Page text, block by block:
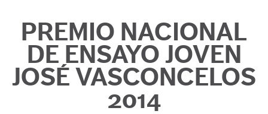
PREMIO NACIONAL
DE ENSAYO JOVEN
JOSÉ VASCONCELOS
2014